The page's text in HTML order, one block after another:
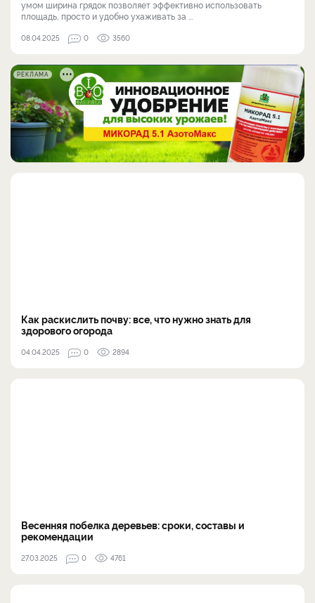
умом ширина грядок позволяет эффективно использовать
площадь, просто и удобно ухаживать за ...
08.04.2025 0 3560
РЕКЛАМА
Как раскислить почву: все, что нужно знать для
здорового огорода
04.04.2025 0 2894
Весенняя побелка деревьев: сроки, составы и
рекомендации
27.03.2025 0 4761